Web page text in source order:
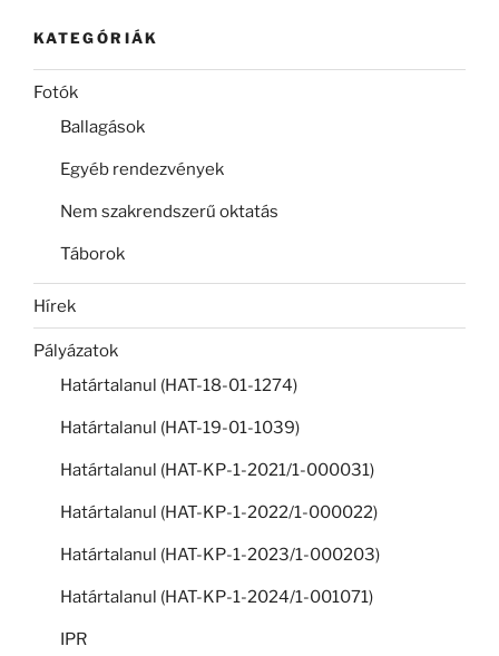
KATEGÓRIÁK
Fotók
Ballagások
Egyéb rendezvények
Nem szakrendszerű oktatás
Táborok
Hírek
Pályázatok
Határtalanul (HAT-18-01-1274)
Határtalanul (HAT-19-01-1039)
Határtalanul (HAT-KP-1-2021/1-000031)
Határtalanul (HAT-KP-1-2022/1-000022)
Határtalanul (HAT-KP-1-2023/1-000203)
Határtalanul (HAT-KP-1-2024/1-001071)
IPR